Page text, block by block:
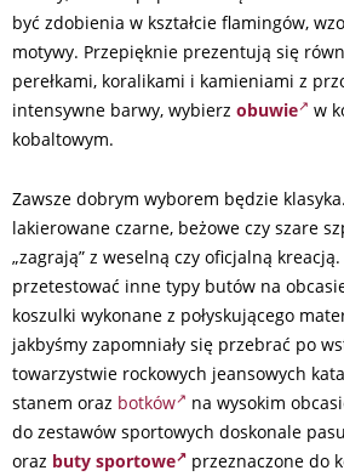
być zdobienia w kształcie flamingów,
motywy. Przepięknie prezentują się
perełkami, koralikami i kamieniami z
intensywne barwy, wybierz obuwie
w
kobaltowym.
Zawsze dobrym wyborem będzie klasyka.
lakierowane czarne, beżowe czy szare
„zagrają” z weselną czy oficjalną
przetestować inne typy butów na
koszulki wykonane z połyskującego
jakbyśmy zapomniały się przebrać po
towarzystwie rockowych jeansowych
stanem oraz botków
na wysokim
do zestawów sportowych doskonale
oraz buty sportowe
przeznaczone do